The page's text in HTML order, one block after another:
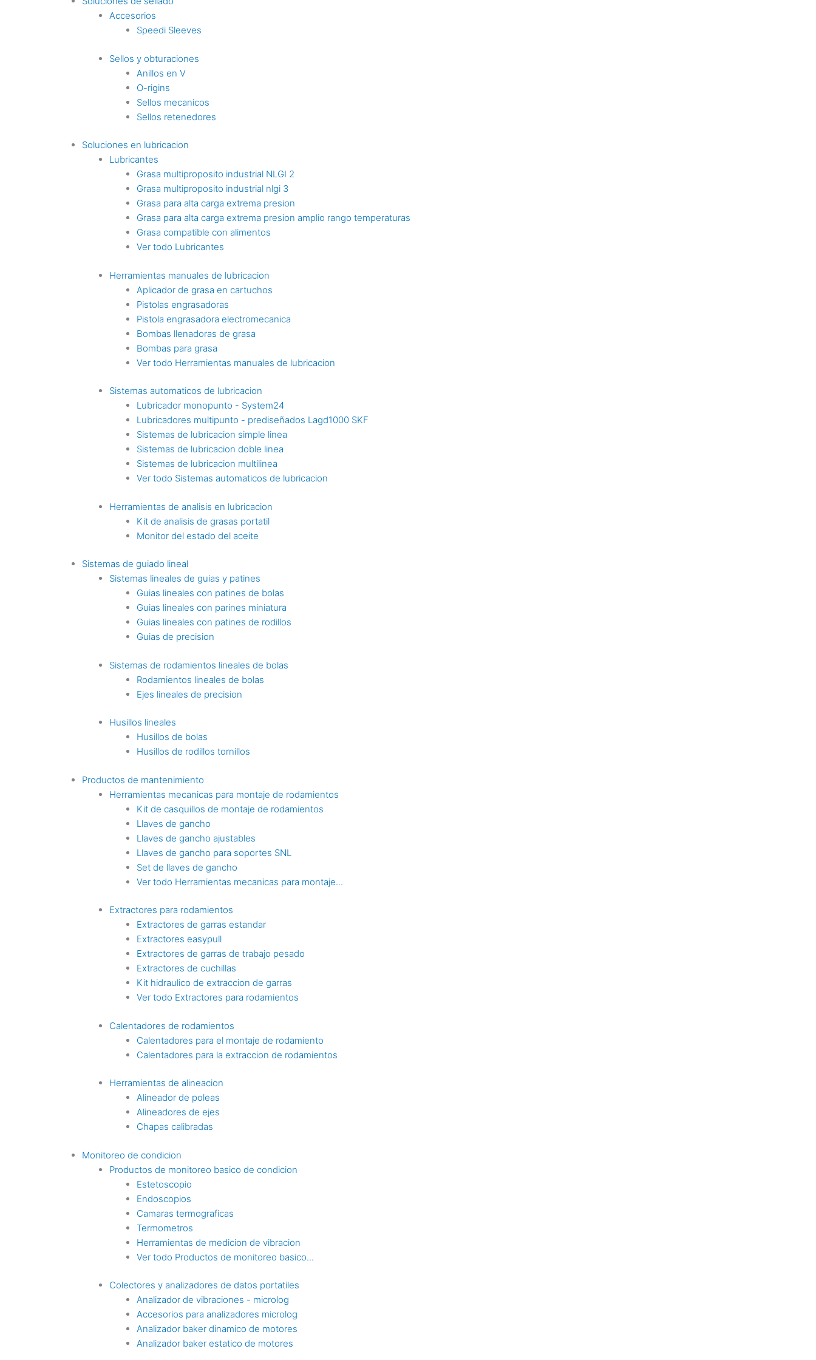
Accesorios
Speedi Sleeves
Sellos y obturaciones
Anillos en V
O-rigins
Sellos mecanicos
Sellos retenedores
Soluciones en lubricacion
Lubricantes
Grasa multiproposito industrial NLGI 2
Grasa multiproposito industrial nlgi 3
Grasa para alta carga extrema presion
Grasa para alta carga extrema presion amplio rango temperaturas
Grasa compatible con alimentos
Ver todo Lubricantes
Herramientas manuales de lubricacion
Aplicador de grasa en cartuchos
Pistolas engrasadoras
Pistola engrasadora electromecanica
Bombas llenadoras de grasa
Bombas para grasa
Ver todo Herramientas manuales de lubricacion
Sistemas automaticos de lubricacion
Lubricador monopunto - System24
Lubricadores multipunto - prediseñados Lagd1000 SKF
Sistemas de lubricacion simple linea
Sistemas de lubricacion doble linea
Sistemas de lubricacion multilinea
Ver todo Sistemas automaticos de lubricacion
Herramientas de analisis en lubricacion
Kit de analisis de grasas portatil
Monitor del estado del aceite
Sistemas de guiado lineal
Sistemas lineales de guias y patines
Guias lineales con patines de bolas
Guias lineales con parines miniatura
Guias lineales con patines de rodillos
Guias de precision
Sistemas de rodamientos lineales de bolas
Rodamientos lineales de bolas
Ejes lineales de precision
Husillos lineales
Husillos de bolas
Husillos de rodillos tornillos
Productos de mantenimiento
Herramientas mecanicas para montaje de rodamientos
Kit de casquillos de montaje de rodamientos
Llaves de gancho
Llaves de gancho ajustables
Llaves de gancho para soportes SNL
Set de llaves de gancho
Ver todo Herramientas mecanicas para montaje...
Extractores para rodamientos
Extractores de garras estandar
Extractores easypull
Extractores de garras de trabajo pesado
Extractores de cuchillas
Kit hidraulico de extraccion de garras
Ver todo Extractores para rodamientos
Calentadores de rodamientos
Calentadores para el montaje de rodamiento
Calentadores para la extraccion de rodamientos
Herramientas de alineacion
Alineador de poleas
Alineadores de ejes
Chapas calibradas
Monitoreo de condicion
Productos de monitoreo basico de condicion
Estetoscopio
Endoscopios
Camaras termograficas
Termometros
Herramientas de medicion de vibracion
Ver todo Productos de monitoreo basico...
Colectores y analizadores de datos portatiles
Analizador de vibraciones - microlog
Accesorios para analizadores microlog
Analizador baker dinamico de motores
Analizador baker estatico de motores